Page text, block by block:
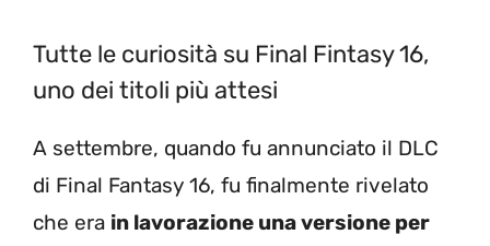
Tutte le curiosità su Final Fintasy 16,
uno dei titoli più attesi
A settembre, quando fu annunciato il DLC
di Final Fantasy 16, fu finalmente rivelato
che era in lavorazione una versione per